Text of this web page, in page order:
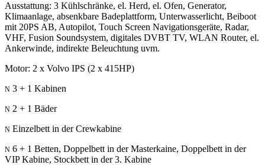
Ausstattung: 3 Kühlschränke, el. Herd, el. Ofen, Generator,
Klimaanlage, absenkbare Badeplattform, Unterwasserlicht, Beiboot
mit 20PS AB, Autopilot, Touch Screen Navigationsgeräte, Radar,
VHF, Fusion Soundsystem, digitales DVBT TV, WLAN Router, el.
Ankerwinde, indirekte Beleuchtung uvm.
Motor: 2 x Volvo IPS (2 x 415HP)
3 + 1 Kabinen
2 + 1 Bäder
Einzelbett in der Crewkabine
6 + 1 Betten, Doppelbett in der Masterkaine, Doppelbett in der
VIP Kabine, Stockbett in der 3. Kabine